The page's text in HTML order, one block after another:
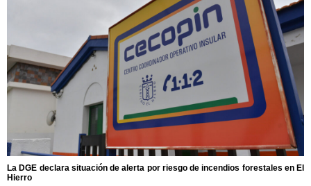
La DGE declara situación de alerta por riesgo de incendios forestales en El
Hierro